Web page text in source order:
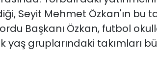
Seyit Mehmet Özkan'ın bu
Başkanı Özkan, futbol
yaş gruplarındaki takımları